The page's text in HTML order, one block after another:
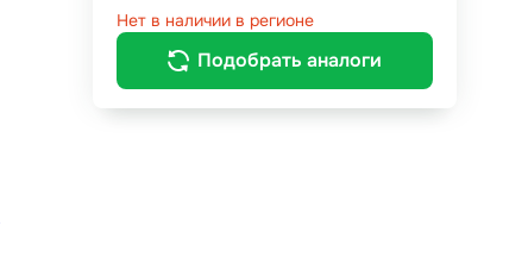
Нет в наличии в регионе
Подобрать аналоги